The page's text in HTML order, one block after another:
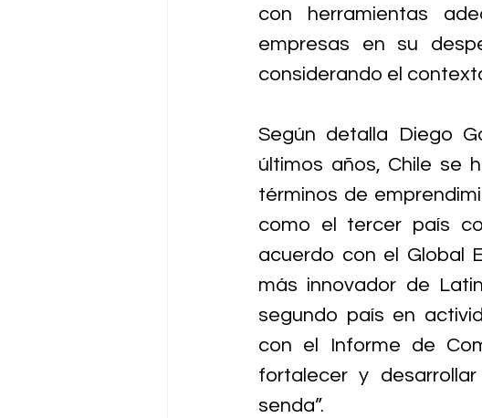
con herramientas
empresas en su
considerando el
Según detalla Diego
últimos años, Chile se
términos de
como el tercer país
acuerdo con el Global
más innovador de
segundo país en
con el Informe de
fortalecer y
senda”.